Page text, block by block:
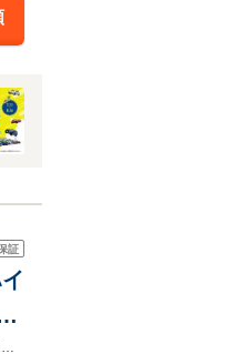
証
新車注文出来ます！ご希望のカラー、オプション等お声がけくださいませ！登録済み未使用 ハイブリッド パワーバックドア ブラインドスポット シートヒーター オットマンシート